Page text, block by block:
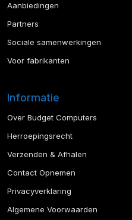
Aanbiedingen
Partners
Sociale samenwerkingen
Voor fabrikanten
Informatie
Over Budget Computers
Herroepingsrecht
Verzenden & Afhalen
Contact Opnemen
Privacyverklaring
Algemene Voorwaarden